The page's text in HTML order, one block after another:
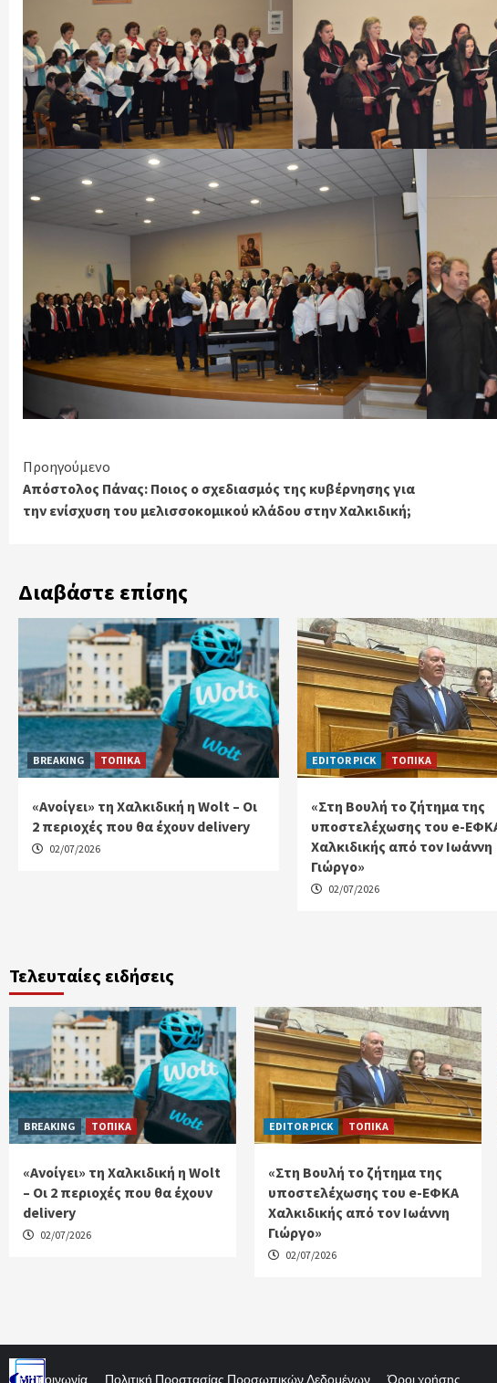
Continue
Reading
Προηγούμενο
Απόστολος Πάνας: Ποιος ο σχεδιασμός της κυβέρνησης για
την ενίσχυση του μελισσοκομικού κλάδου στην Χαλκιδική;
Διαβάστε επίσης
BREAKING ΤΟΠΙΚΑ
«Ανοίγει» τη Χαλκιδική η Wolt – Οι
2 περιοχές που θα έχουν delivery
02/07/2026
EDITOR PICK ΤΟΠΙΚΑ
«Στη Βουλή το ζήτημα της
υποστελέχωσης του e-
Χαλκιδικής από τον Ιωάννη
Γιώργο»
02/07/2026
Τελευταίες ειδήσεις
BREAKING ΤΟΠΙΚΑ
«Ανοίγει» τη Χαλκιδική η Wolt
– Οι 2 περιοχές που θα έχουν
delivery
02/07/2026
EDITOR PICK ΤΟΠΙΚΑ
«Στη Βουλή το ζήτημα της
υποστελέχωσης του e-ΕΦΚΑ
Χαλκιδικής από τον Ιωάννη
Γιώργο»
02/07/2026
Επικοινωνία Πολιτική Προστασίας Προσωπικών Δεδομένων Όροι χρήσης